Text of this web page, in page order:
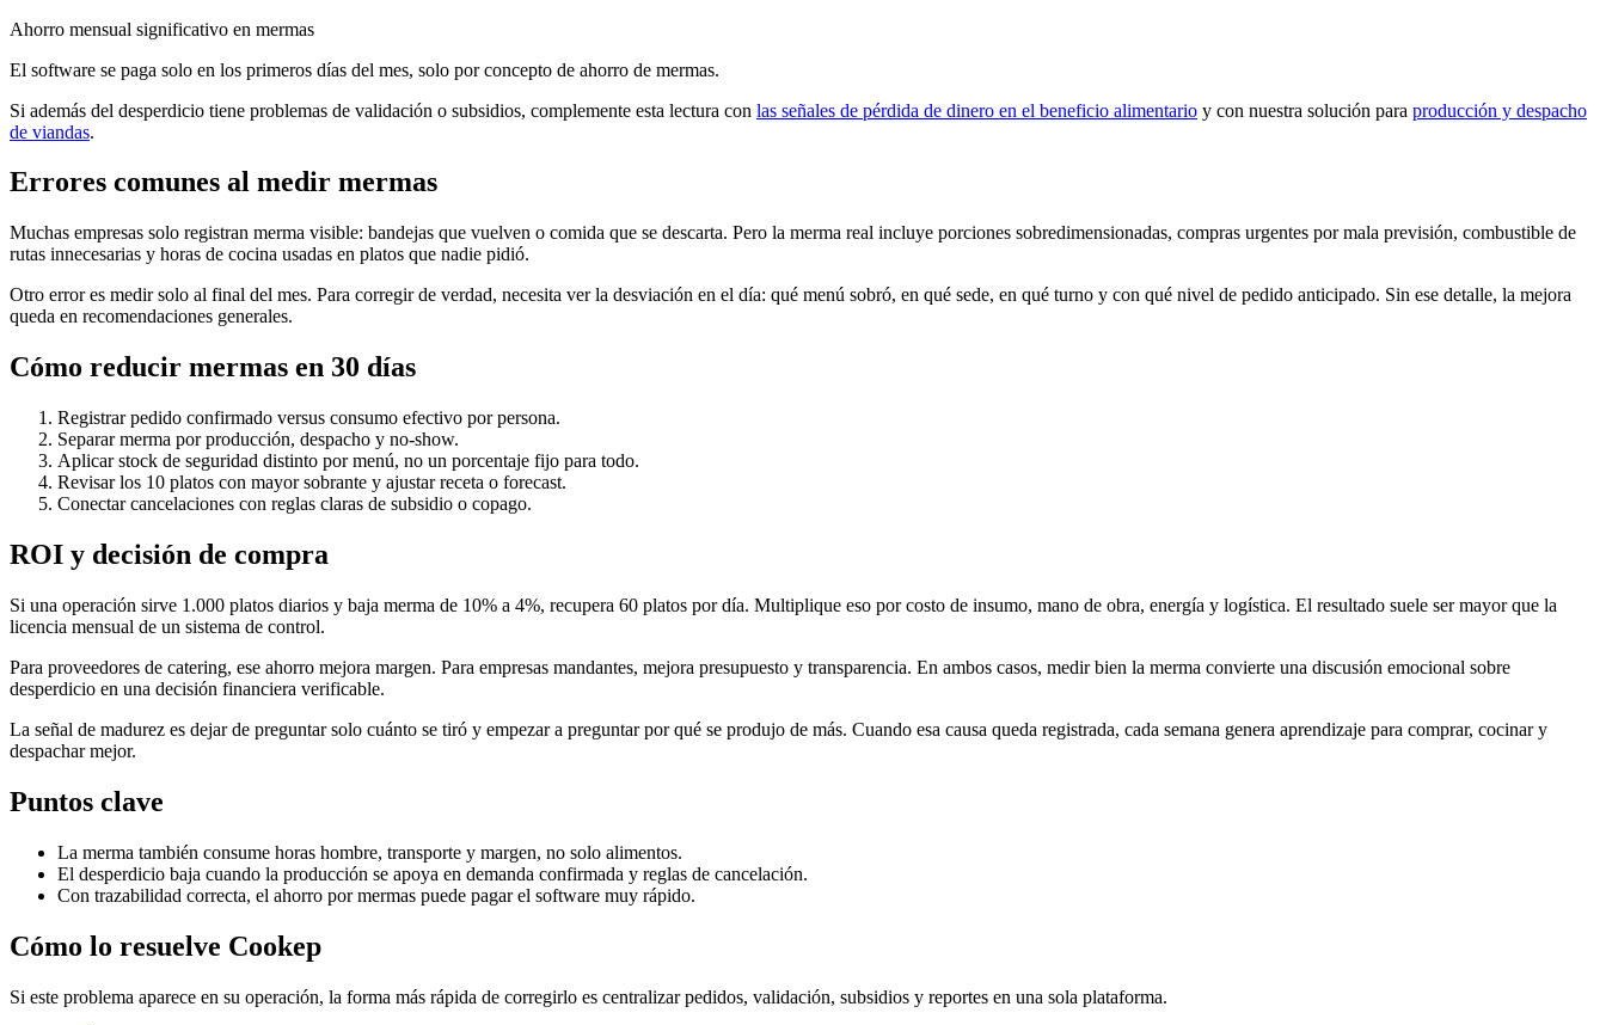
Ahorro mensual significativo en mermas
El software se paga solo en los primeros días del mes, solo por concepto de ahorro de mermas.
Si además del desperdicio tiene problemas de validación o subsidios, complemente esta lectura con las señales de pérdida de dinero en el beneficio alimentario y con nuestra solución para producción y despacho
de viandas.
Errores comunes al medir mermas
Muchas empresas solo registran merma visible: bandejas que vuelven o comida que se descarta. Pero la merma real incluye porciones sobredimensionadas, compras urgentes por mala previsión, combustible de
rutas innecesarias y horas de cocina usadas en platos que nadie pidió.
Otro error es medir solo al final del mes. Para corregir de verdad, necesita ver la desviación en el día: qué menú sobró, en qué sede, en qué turno y con qué nivel de pedido anticipado. Sin ese detalle, la mejora
queda en recomendaciones generales.
Cómo reducir mermas en 30 días
Registrar pedido confirmado versus consumo efectivo por persona.
Separar merma por producción, despacho y no-show.
Aplicar stock de seguridad distinto por menú, no un porcentaje fijo para todo.
Revisar los 10 platos con mayor sobrante y ajustar receta o forecast.
Conectar cancelaciones con reglas claras de subsidio o copago.
ROI y decisión de compra
Si una operación sirve 1.000 platos diarios y baja merma de 10% a 4%, recupera 60 platos por día. Multiplique eso por costo de insumo, mano de obra, energía y logística. El resultado suele ser mayor que la
licencia mensual de un sistema de control.
Para proveedores de catering, ese ahorro mejora margen. Para empresas mandantes, mejora presupuesto y transparencia. En ambos casos, medir bien la merma convierte una discusión emocional sobre
desperdicio en una decisión financiera verificable.
La señal de madurez es dejar de preguntar solo cuánto se tiró y empezar a preguntar por qué se produjo de más. Cuando esa causa queda registrada, cada semana genera aprendizaje para comprar, cocinar y
despachar mejor.
Puntos clave
La merma también consume horas hombre, transporte y margen, no solo alimentos.
El desperdicio baja cuando la producción se apoya en demanda confirmada y reglas de cancelación.
Con trazabilidad correcta, el ahorro por mermas puede pagar el software muy rápido.
Cómo lo resuelve Cookep
Si este problema aparece en su operación, la forma más rápida de corregirlo es centralizar pedidos, validación, subsidios y reportes en una sola plataforma.